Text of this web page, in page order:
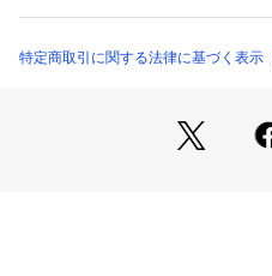
ヤードをお楽しみいただけ、さ
商品番号：1095000014261 （モール
特定商取引に関する法律に基づく表示